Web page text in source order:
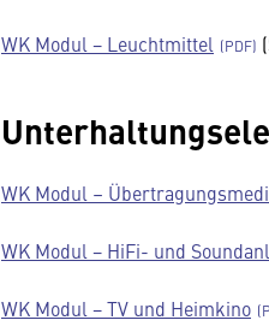
WK Modul − Leucht­mittel
WK Modul –
WK Modul − HiFi- und
WK Modul − TV und Heim­kino